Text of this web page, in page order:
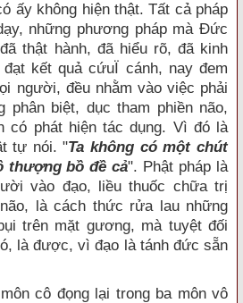
ấy không hiện thật. Tất cả pháp
những phương pháp mà Đức
thật hành, đã hiểu rõ, đã kinh
kết quả cứuÏ cánh, nay đem
người, đều nhằm vào việc phải
phân biệt, dục tham phiền não,
có phát hiện tác dụng. Vì đó là
tự nói. "Ta không có một chút
thượng bồ đề cả". Phật pháp là
vào đạo, liều thuốc chữa trị
là cách thức rửa lau những
trên mặt gương, mà tuyệt đối
là được, vì đạo là tánh đức sẵn
cô đọng lại trong ba môn vô